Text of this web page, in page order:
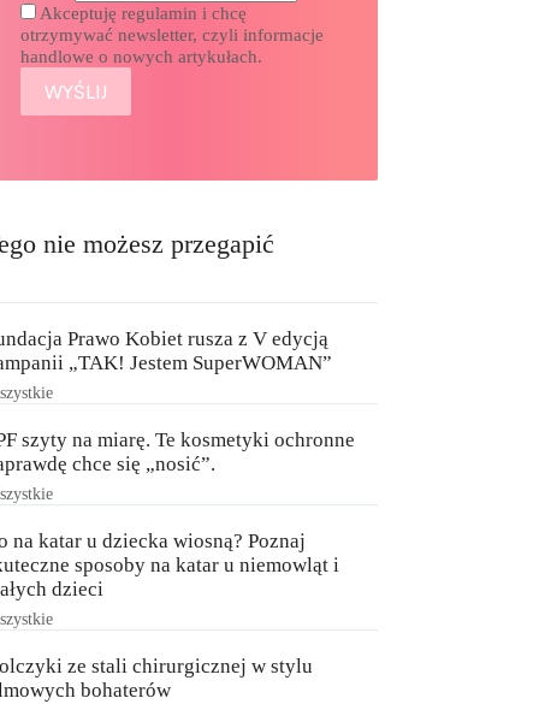
Akceptuję regulamin i chcę
otrzymywać newsletter, czyli informacje
handlowe o nowych artykułach.
nie możesz przegapić
Prawo Kobiet rusza z V edycją
„TAK! Jestem SuperWOMAN”
szyty na miarę. Te kosmetyki ochronne
chce się „nosić”.
na katar u dziecka wiosną? Poznaj
sposoby na katar u niemowląt i
dzieci
ze stali chirurgicznej w stylu
bohaterów